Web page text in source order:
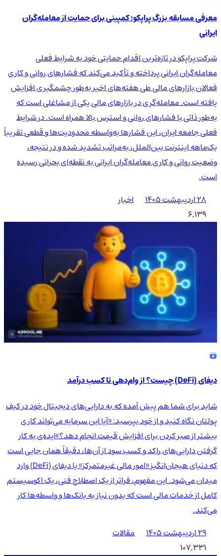
معرفی مسابقه بزرگ پراپکو؛ کمپینی برای حمایت از معامله‌گران
ایرانی
شرکت پراپکو در تازه‌ترین اقدام حمایتی خود به شرایط فعلی
معامله‌گران ایرانی پرداخته و تأکید می‌کند که فشارهای روانی و کاری
فعالان بازارهای مالی طی هفته‌های اخیر به‌طور چشمگیری افزایش
یافته است. معامله‌گری در بازارهای مالی یکی از مشاغلی است که
به‌طور ذاتی با فشارهای روانی و استرس بالا همراه است. در شرایط
فعلی جامعه ایران، این فشارها به‌واسطه محدودیت‌ها و قطعی تقریباً
یک‌ماهه اینترنت بین‌الملل، به‌مراتب تشدید شده و در نتیجه،
وضعیت روانی و کاری معامله‌گران ایرانی به نقطه‌ای بحرانی رسیده
است.
۲۸ اردیبهشت ۱۴۰۵
اخبار
6,139
دیفای (DeFi) چیست؟ از وام‌دهی تا کسب درآمد
شاید برای شما هم پیش آمده که به دارایی‌های دیجیتال خود در کیف
پولتان نگاه کنید و از خود بپرسید: «آیا این سرمایه می‌تواند کاری
بیشتر از صبر کردن برای افزایش قیمت انجام دهد؟»ایده‌ی به کار
گرفتن دارایی‌های راکد و کسب سود از آن‌ها، دقیقاً همان جایی است
که دنیای هیجان‌انگیز «امور مالی غیرمتمرکز» یا دیفای (DeFi) وارد
میدان می‌شود. این مفهوم، فراتر از یک اصطلاح فنی، یک اکوسیستم
کامل از خدمات مالی است که بدون نیاز به بانک‌ها و واسطه‌ها کار
می‌کند.
۲۹ اردیبهشت ۱۴۰۵
مقالات
107,331